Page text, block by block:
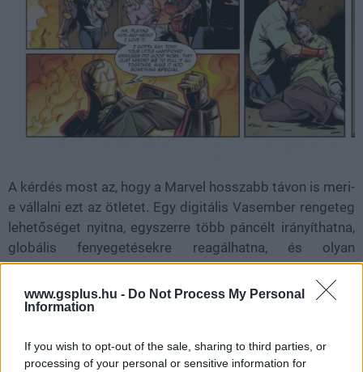
www.gsplus.hu - Do Not Process My Personal
Information
If you wish to opt-out of the sale, sharing to third parties, or
processing of your personal or sensitive information for
A kérdés most az, hogy a Marvel hosszabb távon is meri-
e vállalni ezt az ötletet. Egy digitális Vasember rengeteg
lehetőséget nyitna, egyszerre több páncélt irányíthatna,
globális fenyegetésekre reagálhatna, és olyan
helyzetekben is jelen lehetne, ahol egy hús-vér hős nem.
Ugyanakkor könnyen túl erőssé vagy túl elvonttá is
válhat, ha az írók nem találnak hozzá elég emberi
Az Iron Man #5 tehát nemcsak Tony Stark új ellenségét